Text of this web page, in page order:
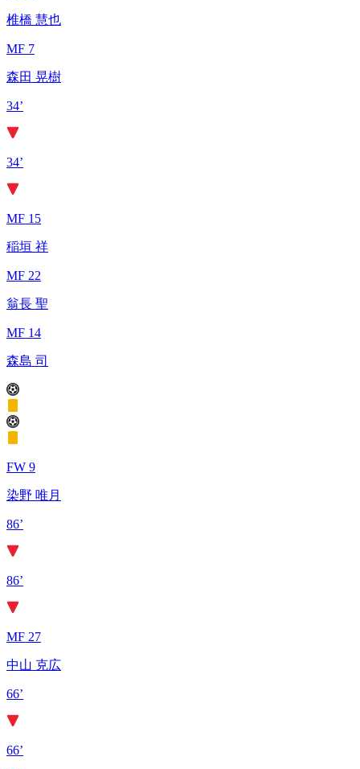
椎橋 慧也
MF 7
森田 晃樹
34’
34’
MF 15
稲垣 祥
MF 22
翁長 聖
MF 14
森島 司
FW 9
染野 唯月
86’
86’
MF 27
中山 克広
66’
66’